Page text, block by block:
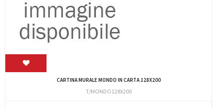
CARTINA MURALE MONDO IN CARTA 128X200
T/MONDO128X200